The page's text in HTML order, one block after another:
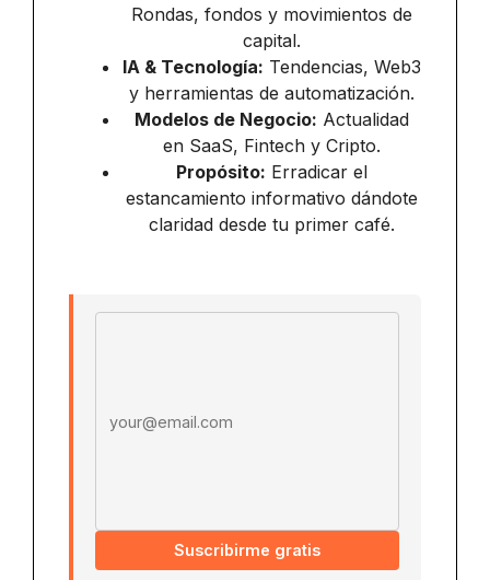
Rondas, fondos y movimientos de
capital.
IA & Tecnología: Tendencias, Web3
y herramientas de automatización.
Modelos de Negocio: Actualidad
en SaaS, Fintech y Cripto.
Propósito: Erradicar el
estancamiento informativo dándote
claridad desde tu primer café.
Suscribirme gratis